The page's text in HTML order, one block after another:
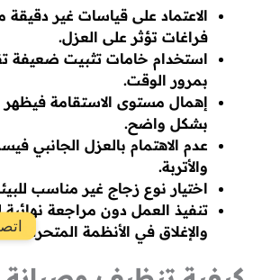
الاعتماد على قياسات غير دقيقة
فراغات تؤثر على العزل.
استخدام خامات تثبيت ضعيفة
بمرور الوقت.
إهمال مستوى الاستقامة فيظهر
بشكل واضح.
عدم الاهتمام بالعزل الجانبي
والأتربة.
اختيار نوع زجاج غير مناسب
تنفيذ العمل دون مراجعة نهائية
والإغلاق في الأنظمة المتحركة.